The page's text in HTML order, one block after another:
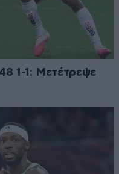
1-1: Μετέτρεψε